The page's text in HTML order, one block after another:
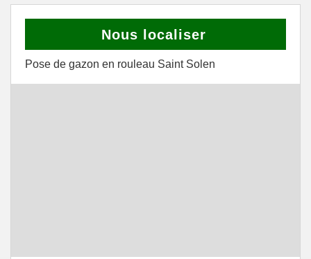
Nous localiser
Pose de gazon en rouleau Saint Solen